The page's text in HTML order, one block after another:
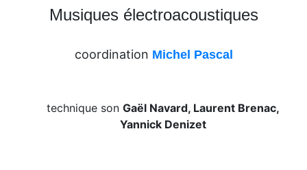
Musiques électroacoustiques
coordination Michel Pascal
technique sonGaël Navard, Laurent Brenac,
Yannick Denizet